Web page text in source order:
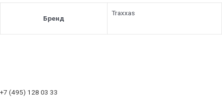
Бренд
Traxxas
+7 (495) 128 03 33